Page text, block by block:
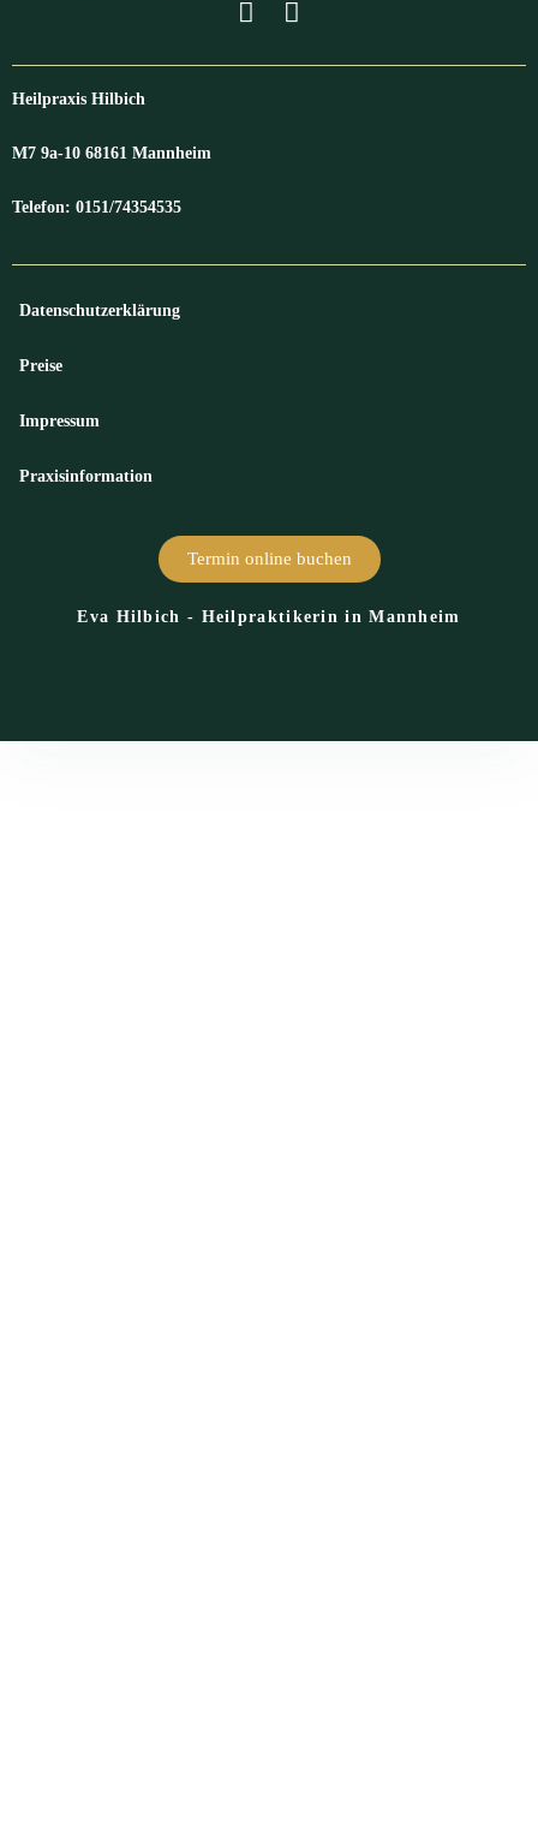
Heilpraxis Hilbich
M7 9a-10 68161 Mannheim
Telefon: 0151/74354535
Datenschutzerklärung
Preise
Impressum
Praxisinformation
Termin online buchen
Eva Hilbich - Heilpraktikerin in Mannheim